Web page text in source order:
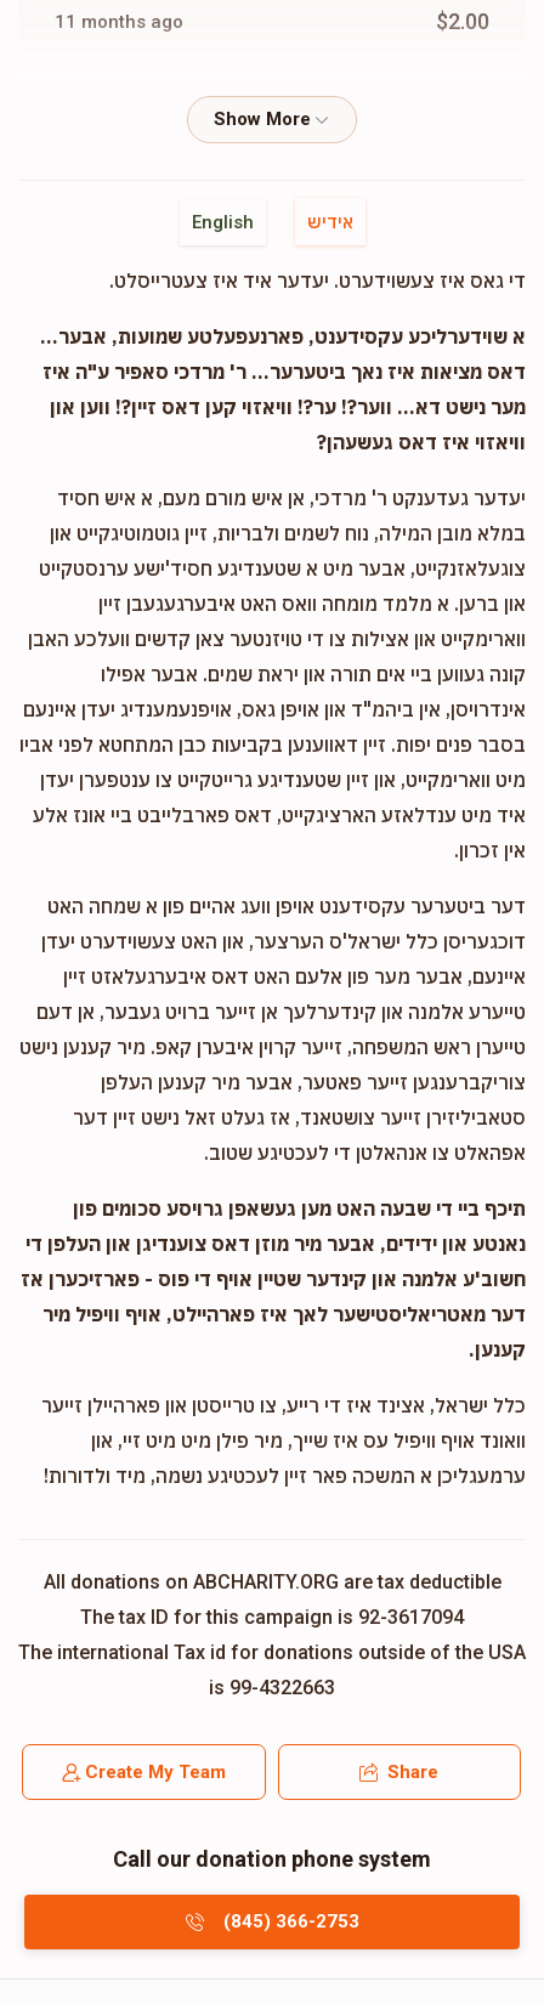
11 months ago $2.00
Yisroel Chaim Bochner
Yisroel Chaim Bochner
AnonymousYisroel Chaim Bochner
11 months ago $2.00
Yisroel Chaim Bochner
English אידיש
די גאס איז צעשוידערט. יעדער איד איז צעטרייסלט.
א שוידערליכע עקסידענט, פארנעפעלטע שמועות, אבער...
דאס מציאות איז נאך ביטערער... ר' מרדכי סאפיר ע"ה איז
מער נישט דא... ווער?! ער?! וויאזוי קען דאס זיין?! ווען און
וויאזוי איז דאס געשעהן?
יעדער געדענקט ר' מרדכי, אן איש מורם מעם, א איש חסיד
במלא מובן המילה, נוח לשמים ולבריות, זיין גוטמוטיגקייט און
צוגעלאזנקייט, אבער מיט א שטענדיגע חסיד'ישע ערנסטקייט
און ברען. א מלמד מומחה וואס האט איבערגעגעבן זיין
ווארימקייט און אצילות צו די טויזנטער צאן קדשים וועלכע האבן
קונה געווען ביי אים תורה און יראת שמים. אבער אפילו
אינדרויסן, אין ביהמ"ד און אויפן גאס, אויפנעמענדיג יעדן איינעם
בסבר פנים יפות. זיין דאווענען בקביעות כבן המתחטא לפני אביו
מיט ווארימקייט, און זיין שטענדיגע גרייטקייט צו ענטפערן יעדן
איד מיט ענדלאזע הארציגקייט, דאס פארבלייבט ביי אונז אלע
אין זכרון.
דער ביטערער עקסידענט אויפן וועג אהיים פון א שמחה האט
דוכגעריסן כלל ישראל'ס הערצער, און האט צעשוידערט יעדן
איינעם, אבער מער פון אלעם האט דאס איבערגעלאזט זיין
טייערע אלמנה און קינדערלעך אן זייער ברויט געבער, אן דעם
טייערן ראש המשפחה, זייער קרוין איבערן קאפ. מיר קענען נישט
צוריקברענגען זייער פאטער, אבער מיר קענען העלפן
סטאביליזירן זייער צושטאנד, אז געלט זאל נישט זיין דער
אפהאלט צו אנהאלטן די לעכטיגע שטוב.
תיכף ביי די שבעה האט מען געשאפן גרויסע סכומים פון
נאנטע און ידידים, אבער מיר מוזן דאס צוענדיגן און העלפן די
חשוב'ע אלמנה און קינדער שטיין אויף די פוס - פארזיכערן אז
דער מאטריאליסטישער לאך איז פארהיילט, אויף וויפיל מיר
קענען.
כלל ישראל, אצינד איז די רייע, צו טרייסטן און פארהיילן זייער
וואונד אויף וויפיל עס איז שייך, מיר פילן מיט מיט זיי, און
ערמעגליכן א המשכה פאר זיין לעכטיגע נשמה, מיד ולדורות!
All donations on ABCHARITY.ORG are tax deductible
The tax ID for this campaign is 92-3617094
The international Tax id for donations outside of the USA
is 99-4322663
Create My Team Share
Call our donation phone system
(845) 366-2753